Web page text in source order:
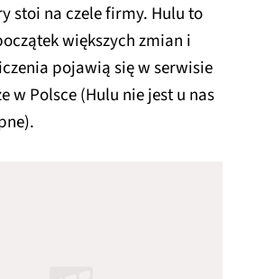
stoi na czele firmy. Hulu to
większych zmian i
pojawią się w serwisie
w Polsce (Hulu nie jest u nas